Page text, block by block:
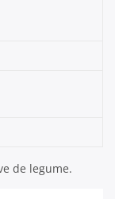
de legume.